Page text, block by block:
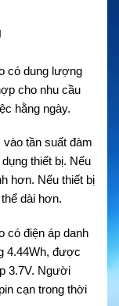
có dung lượng
cho nhu cầu
hằng ngày.
tần suất đàm
thiết bị. Nếu
hơn. Nếu thiết bị
dài hơn.
có điện áp danh
4.44Wh, được
3.7V. Người
cạn trong thời